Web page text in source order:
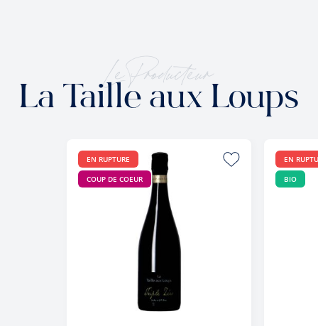
Le Producteur
La Taille aux Loups
EN RUPTURE
COUP DE COEUR
EN
BIO